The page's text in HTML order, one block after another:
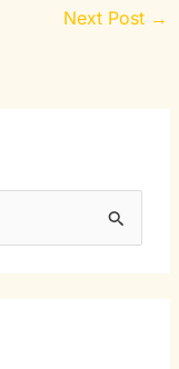
Next Post →